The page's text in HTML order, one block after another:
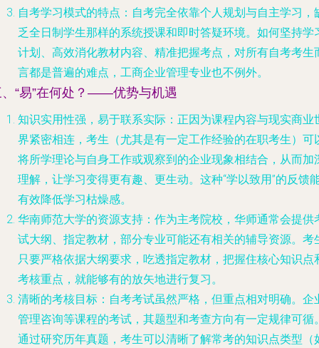
自考学习模式的特点 ：自考完全依靠个人规划与自主学习，
乏全日制学生那样的系统授课和即时答疑环境。如何坚持学
计划、高效消化教材内容、精准把握考点，对所有自考考生
言都是普遍的难点，工商企业管理专业也不例外。
“易”在何处？——优势与机遇
知识实用性强，易于联系实际 ：正因为课程内容与现实商业
界紧密相连，考生（尤其是有一定工作经验的在职考生）可
将所学理论与自身工作或观察到的企业现象相结合，从而加
理解，让学习变得更有趣、更生动。这种“学以致用”的反馈
有效降低学习枯燥感。
华南师范大学的资源支持 ：作为主考院校，华师通常会提供
试大纲、指定教材，部分专业可能还有相关的辅导资源。考
只要严格依据大纲要求，吃透指定教材，把握住核心知识点
考核重点，就能够有的放矢地进行复习。
清晰的考核目标 ：自考考试虽然严格，但重点相对明确。企
管理咨询等课程的考试，其题型和考查方向有一定规律可循
通过研究历年真题，考生可以清晰了解常考的知识点类型（